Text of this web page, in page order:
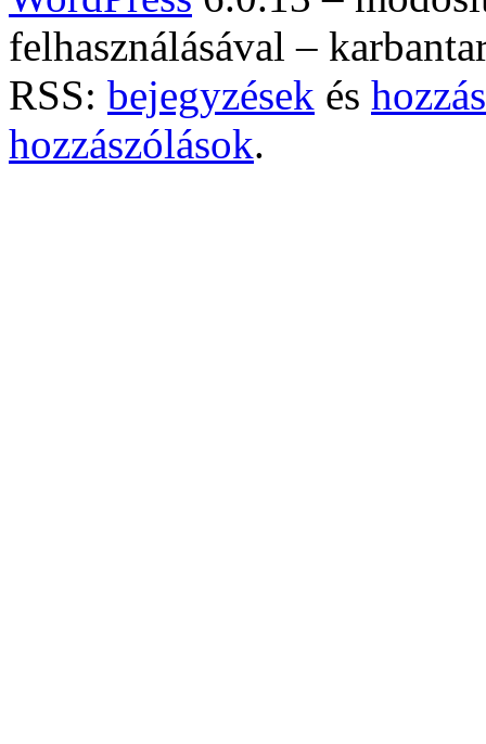
felhasználásával –
RSS: bejegyzések és
hozzászólások.